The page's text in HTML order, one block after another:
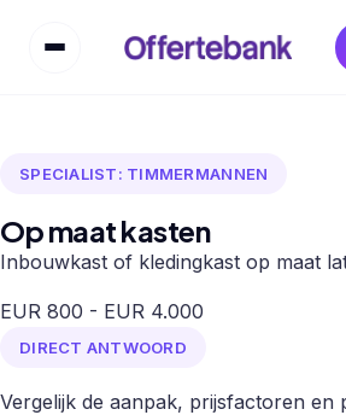
SPECIALIST: TIMMERMANNEN
Op maat kasten
Inbouwkast of kledingkast op maat
EUR 800 - EUR 4.000
DIRECT ANTWOORD
Vergelijk de aanpak, prijsfactoren en